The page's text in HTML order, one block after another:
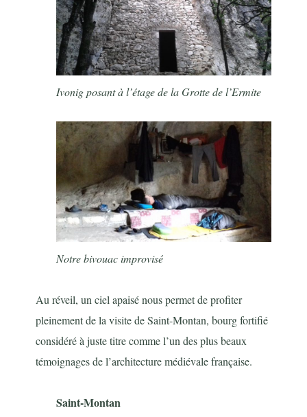
Ivonig posant à l’étage de la Grotte de l’Ermite
Notre bivouac improvisé
Au réveil, un ciel apaisé nous permet de profiter
pleinement de la visite de Saint-Montan, bourg fortifié
considéré à juste titre comme l’un des plus beaux
témoignages de l’architecture médiévale française.
Saint-Montan